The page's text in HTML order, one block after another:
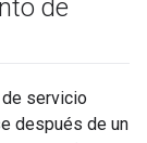
de
de servicio
después de un